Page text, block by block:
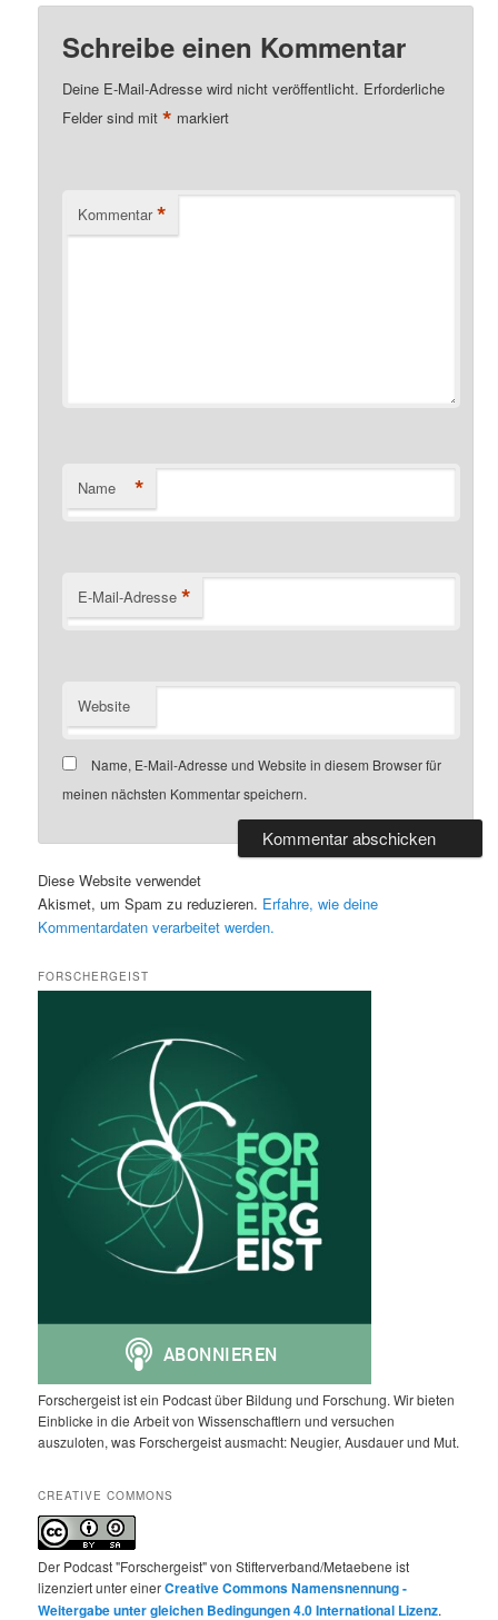
Schreibe einen Kommentar
Deine E-Mail-Adresse wird nicht veröffentlicht. Erforderliche
Felder sind mit* markiert
Kommentar *
Name *
E-Mail-Adresse *
Website
Name, E-Mail-Adresse und Website in diesem Browser für
meinen nächsten Kommentar speichern.
Diese Website verwendet
Akismet, um Spam zu reduzieren. Erfahre, wie deine
Kommentardaten verarbeitet werden.
FORSCHERGEIST
Forschergeist ist ein Podcast über Bildung und Forschung. Wir bieten
Einblicke in die Arbeit von Wissenschaftlern und versuchen
auszuloten, was Forschergeist ausmacht: Neugier, Ausdauer und Mut.
CREATIVE COMMONS
Der Podcast "Forschergeist" von Stifterverband/Metaebene ist
lizenziert unter einerCreative Commons Namensnennung -
Weitergabe unter gleichen Bedingungen 4.0 International Lizenz.